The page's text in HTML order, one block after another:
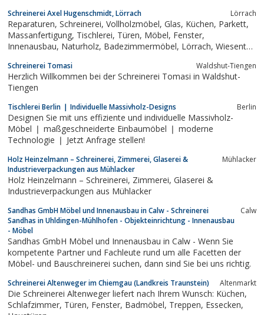
Beratung, eine präz...
Schreinerei Axel Hugenschmidt, Lörrach Lörrach
Reparaturen, Schreinerei, Vollholzmöbel, Glas, Küchen, Parkett,
Massanfertigung, Tischlerei, Türen, Möbel, Fenster,
Innenausbau, Naturholz, Badezimmermöbel, Lörrach, Wiesental,
Schreinerei Tomasi Waldshut-Tiengen
Herzlich Willkommen bei der Schreinerei Tomasi in Waldshut-
Tiengen
Tischlerei Berlin ❘ Individuelle Massivholz-Designs Berlin
Designen Sie mit uns effiziente und individuelle Massivholz-
Möbel ❘ maßgeschneiderte Einbaumöbel ❘ moderne
Technologie ❘ Jetzt Anfrage stellen!
Holz Heinzelmann – Schreinerei, Zimmerei, Glaserei &
Industrieverpackungen aus Mühlacker
Mühlacker
Holz Heinzelmann – Schreinerei, Zimmerei, Glaserei &
Industrieverpackungen aus Mühlacker
Sandhas GmbH Möbel und Innenausbau in Calw - Schreinerei
Sandhas in Uhldingen-Mühlhofen - Objekteinrichtung - Innenausbau
- Möbel
Calw
Sandhas GmbH Möbel und Innenausbau in Calw - Wenn Sie
kompetente Partner und Fachleute rund um alle Facetten der
Möbel- und Bauschreinerei suchen, dann sind Sie bei uns richtig.
Schreinerei Altenweger im Chiemgau (Landkreis Traunstein) Altenmarkt
Die Schreinerei Altenweger liefert nach Ihrem Wunsch: Küchen,
Schlafzimmer, Türen, Fenster, Badmöbel, Treppen, Essecken,